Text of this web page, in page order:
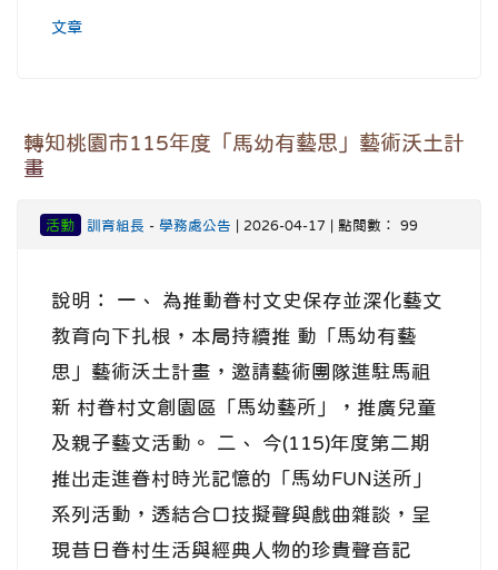
文章
轉知桃園市115年度「馬幼有藝思」藝術沃土計
畫
活動 訓育組長 - 學務處公告 | 2026-04-17 | 點閱數： 99
說明： 一、 為推動眷村文史保存並深化藝文
教育向下扎根，本局持續推 動「馬幼有藝
思」藝術沃土計畫，邀請藝術團隊進駐馬祖
新 村眷村文創園區「馬幼藝所」，推廣兒童
及親子藝文活動。 二、 今(115)年度第二期
推出走進眷村時光記憶的「馬幼FUN送所」
系列活動，透結合口技擬聲與戲曲雜談，呈
現昔日眷村生活與經典人物的珍貴聲音記